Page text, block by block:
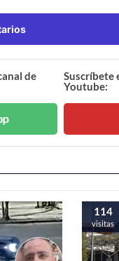
de
Suscríbete
Youtube:
114
visitas